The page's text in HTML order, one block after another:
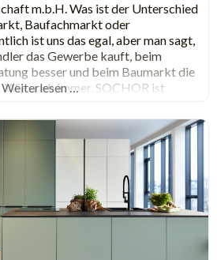
m.b.H. Was ist der Unterschied
Baufachmarkt oder
ist uns das egal, aber man sagt,
das Gewerbe kauft, beim
besser und beim Baumarkt die
auch immer, SOCHOR ist
Sochor gibt es seit 1894
Weiterlesen …